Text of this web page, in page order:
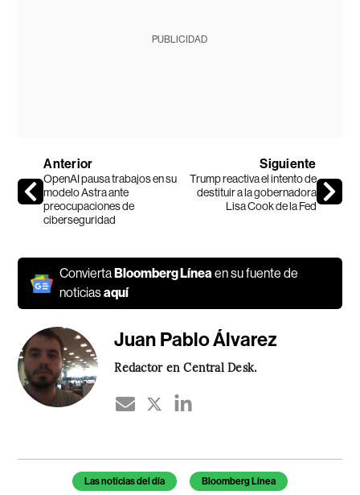
PUBLICIDAD
Anterior
OpenAI pausa trabajos en su
modelo Astra ante
preocupaciones de
ciberseguridad
Siguiente
Trump reactiva el intento de
destituir a la gobernadora
Lisa Cook de la Fed
Convierta Bloomberg Líneaen su fuente de
noticiasaquí
Juan Pablo Álvarez
Redactor en Central Desk.
Temas de este artículo
Las noticias del día Bloomberg Línea